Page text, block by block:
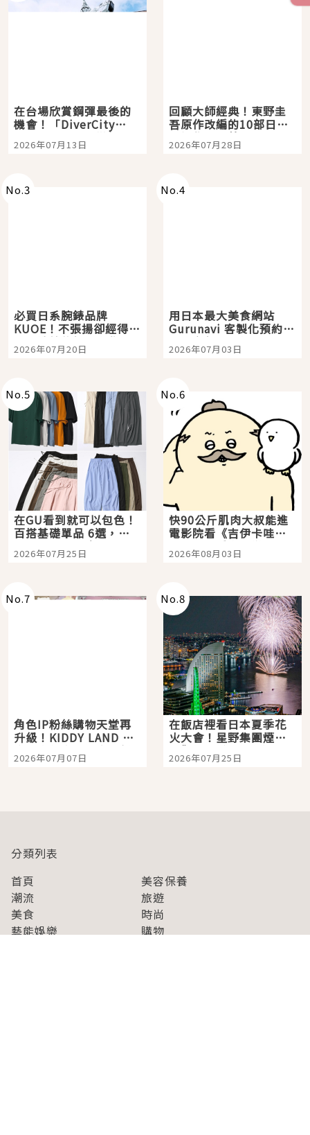
在台場欣賞鋼彈最後的
機會！「DiverCity
Tokyo Plaza」搭船、
購物、美食及夜景，一
2026年07月13日
回顧大師經典！東野圭
吾原作改編的10部日本
影視作品推薦
2026年07月28日
No.3
必買日系腕錶品牌
KUOE！不張揚卻經得起
時間洗鍊的經典之作五
選
2026年07月20日
No.4
用日本最大美食網站
Gurunavi 客製化預約九
大都市餐廳，打造專屬
美食體驗！
2026年07月03日
No.5
在GU看到就可以包色！
百搭基礎單品 6選，閉
眼全收也不心疼
2026年07月25日
No.6
快90公斤肌肉大叔能進
電影院看《吉伊卡哇》
嗎？日本重金屬樂團
「打首」會長與nagano
2026年08月03日
No.7
角色IP粉絲購物天堂再
升級！KIDDY LAND 原
宿店吉伊卡哇迎客，新
開幕 OMOKADO 店3分
2026年07月07日
No.8
在飯店裡看日本夏季花
火大會！星野集團煙火
景觀飯店6選，讓你不用
人擠人悠閒欣賞
2026年07月25日
分類列表
首頁
美容保養
潮流
旅遊
美食
時尚
藝能娛樂
購物